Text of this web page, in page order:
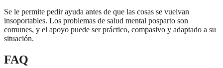
Se le permite pedir ayuda antes de que las cosas se vuelvan
insoportables. Los problemas de salud mental posparto son
comunes, y el apoyo puede ser práctico, compasivo y adaptado a su
situación.
FAQ